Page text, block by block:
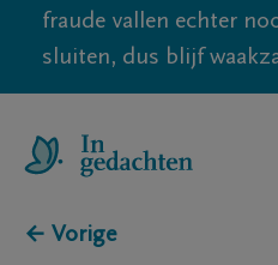
fraude vallen echter
sluiten, dus blijf
← Vorige